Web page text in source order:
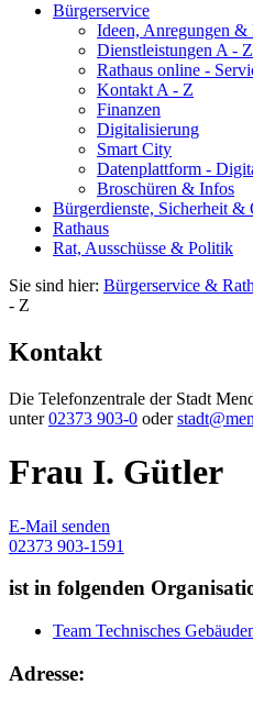
Bürgerservice
Ideen, Anregungen &
Dienstleistungen A - Z
Rathaus online -
Kontakt A - Z
Finanzen
Digitalisierung
Smart City
Datenplattform -
Broschüren & Infos
Bürgerdienste, Sicherheit &
Rathaus
Rat, Ausschüsse & Politik
Sie sind hier: Bürgerservice &
- Z
Kontakt
Die Telefonzentrale der Stadt
unter02373 903-0 oder
Frau I. Gütler
E-Mail senden
02373 903-1591
ist in folgenden
Team Technisches
Adresse: